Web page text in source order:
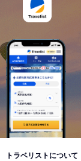
トラベリストについて